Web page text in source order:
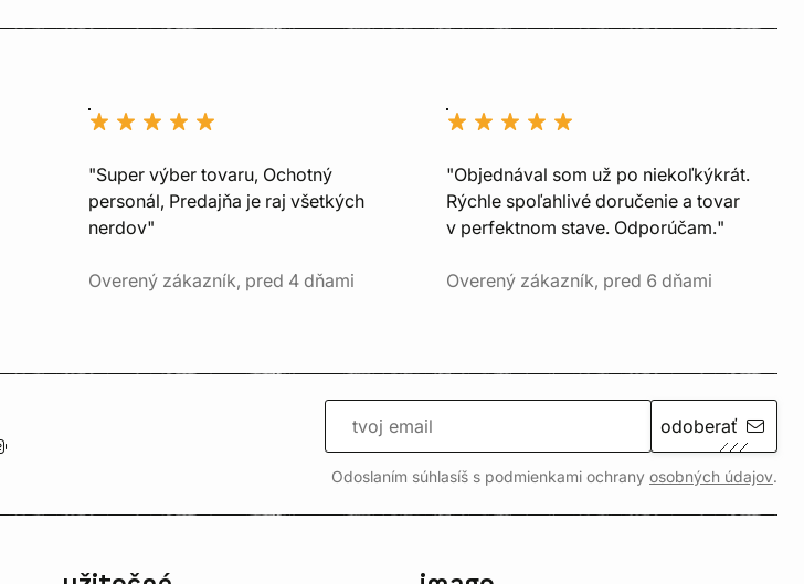
"Super výber tovaru, Ochotný
personál, Predajňa je raj všetkých
nerdov"
Overený zákazník, pred 4 dňami
"Objednával som už po niekoľkýkrát.
Rýchle spoľahlivé doručenie a tovar
v perfektnom stave. Odporúčam."
Overený zákazník, pred 6 dňami
odoberať
Odoslaním súhlasíš s podmienkami ochrany osobných údajov.